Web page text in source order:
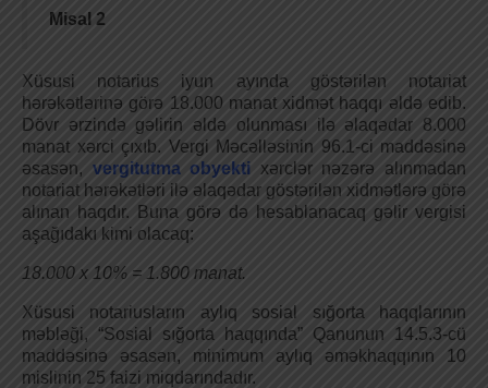
Misal 2
Xüsusi notarius iyun ayında göstərilən notariat
hərəkətlərinə görə 18.000 manat xidmət haqqı əldə edib.
Dövr ərzində gəlirin əldə olunması ilə əlaqədar 8.000
manat xərci çıxıb. Vergi Məcəlləsinin 96.1-ci maddəsinə
əsasən, vergitutma obyekti xərclər nəzərə alınmadan
notariat hərəkətləri ilə əlaqədar göstərilən xidmətlərə görə
alınan haqdır. Buna görə də hesablanacaq gəlir vergisi
aşağıdakı kimi olacaq:
18.000 x 10% = 1.800 manat.
Xüsusi notariusların aylıq sosial sığorta haqqlarının
məbləği, “Sosial sığorta haqqında” Qanunun 14.5.3-cü
maddəsinə əsasən, minimum aylıq əməkhaqqının 10
mislinin 25 faizi miqdarındadır.